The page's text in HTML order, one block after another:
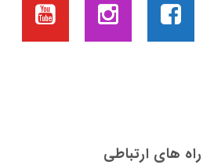
راه های ارتباطی